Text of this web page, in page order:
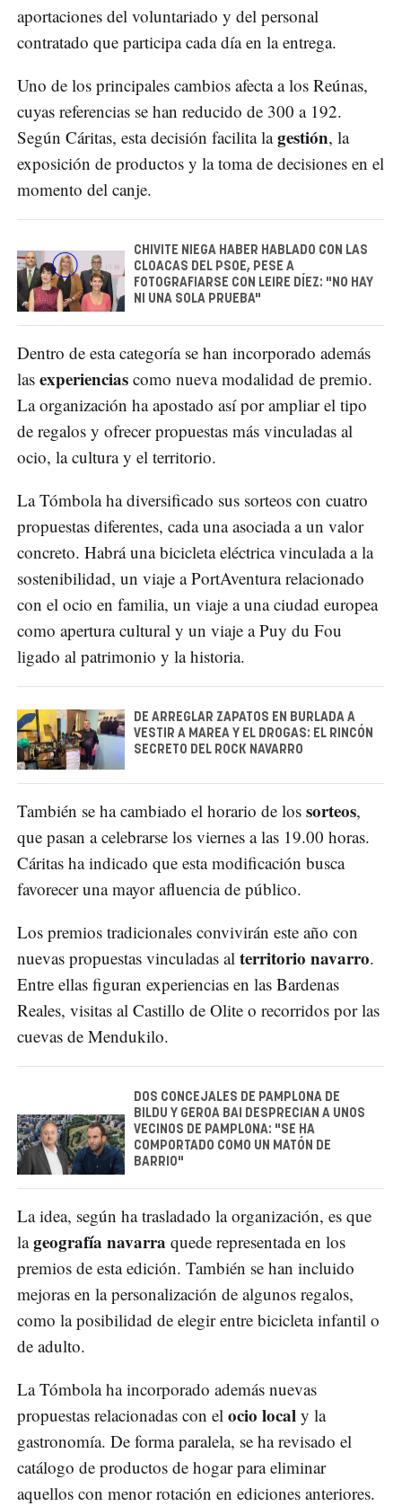
aportaciones del voluntariado y del personal
contratado que participa cada día en la entrega.
Uno de los principales cambios afecta a los Reúnas,
cuyas referencias se han reducido de 300 a 192.
Según Cáritas, esta decisión facilita lagestión, la
exposición de productos y la toma de decisiones en el
momento del canje.
CHIVITE NIEGA HABER HABLADO CON LAS
CLOACAS DEL PSOE, PESE A
FOTOGRAFIARSE CON LEIRE DÍEZ: "NO HAY
NI UNA SOLA PRUEBA"
Dentro de esta categoría se han incorporado además
las experiencias como nueva modalidad de premio.
La organización ha apostado así por ampliar el tipo
de regalos y ofrecer propuestas más vinculadas al
ocio, la cultura y el territorio.
La Tómbola ha diversificado sus sorteos con cuatro
propuestas diferentes, cada una asociada a un valor
concreto. Habrá una bicicleta eléctrica vinculada a la
sostenibilidad, un viaje a PortAventura relacionado
con el ocio en familia, un viaje a una ciudad europea
como apertura cultural y un viaje a Puy du Fou
ligado al patrimonio y la historia.
DE ARREGLAR ZAPATOS EN BURLADA A
VESTIR A MAREA Y EL DROGAS: EL RINCÓN
SECRETO DEL ROCK NAVARRO
También se ha cambiado el horario de los sorteos,
que pasan a celebrarse los viernes a las 19.00 horas.
Cáritas ha indicado que esta modificación busca
favorecer una mayor afluencia de público.
Los premios tradicionales convivirán este año con
nuevas propuestas vinculadas al territorio navarro.
Entre ellas figuran experiencias en las Bardenas
Reales, visitas al Castillo de Olite o recorridos por las
cuevas de Mendukilo.
DOS CONCEJALES DE PAMPLONA DE
BILDU Y GEROA BAI DESPRECIAN A UNOS
VECINOS DE PAMPLONA: "SE HA
COMPORTADO COMO UN MATÓN DE
BARRIO"
La idea, según ha trasladado la organización, es que
lageografía navarra quede representada en los
premios de esta edición. También se han incluido
mejoras en la personalización de algunos regalos,
como la posibilidad de elegir entre bicicleta infantil o
de adulto.
La Tómbola ha incorporado además nuevas
propuestas relacionadas con el ocio local y la
gastronomía. De forma paralela, se ha revisado el
catálogo de productos de hogar para eliminar
aquellos con menor rotación en ediciones anteriores.